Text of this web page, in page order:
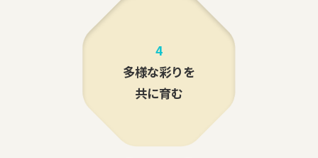
4
多様な彩りを
共に育む